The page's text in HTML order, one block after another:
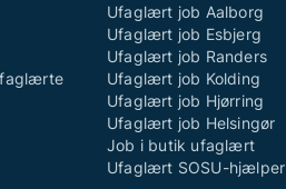
Ufaglært job Aalborg
Ufaglært job Esbjerg
Ufaglært job Randers
Ufaglært job Kolding
Ufaglært job Hjørring
Ufaglært job Helsingør
Job i butik ufaglært
Ufaglært SOSU-hjælper